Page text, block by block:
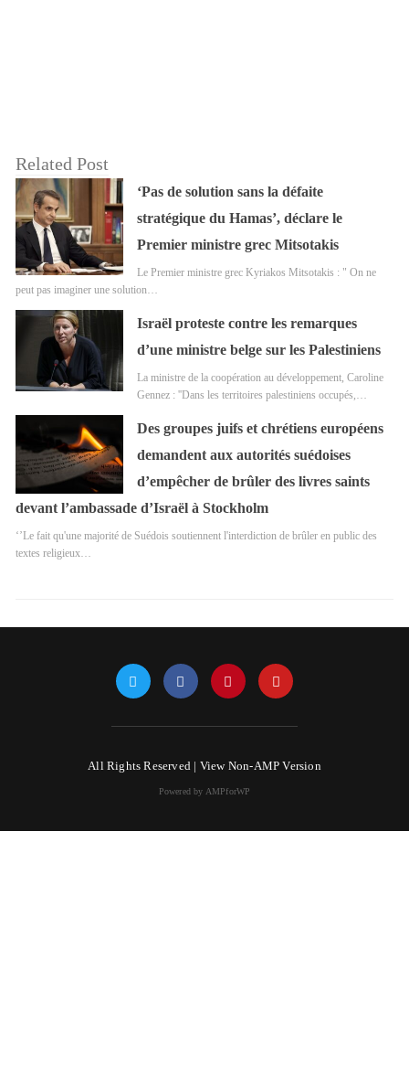
Related Post
‘Pas de solution sans la défaite
stratégique du Hamas’, déclare le
Premier ministre grec Mitsotakis
Le Premier ministre grec Kyriakos Mitsotakis : " On ne
peut pas imaginer une solution…
Israël proteste contre les remarques
d’une ministre belge sur les Palestiniens
La ministre de la coopération au développement, Caroline
Gennez : ''Dans les territoires palestiniens occupés,…
Des groupes juifs et chrétiens européens
demandent aux autorités suédoises
d’empêcher de brûler des livres saints
devant l’ambassade d’Israël à Stockholm
‘’Le fait qu'une majorité de Suédois soutiennent l'interdiction de brûler en public des
textes religieux…
All Rights Reserved | View Non-AMP Version
Powered by AMPforWP